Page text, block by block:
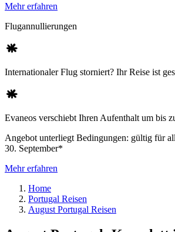
Mehr erfahren
Flugannullierungen
Internationaler Flug storniert? Ihr Reise ist
Evaneos verschiebt Ihren Aufenthalt um bis
Angebot unterliegt Bedingungen: gültig für
30. September*
Mehr erfahren
Home
Portugal Reisen
August Portugal Reisen